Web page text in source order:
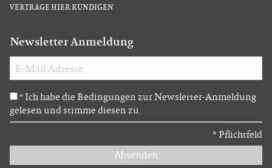
VERTRÄGE HIER KÜNDIGEN
Newsletter Anmeldung
* Ich habe die Bedingungen zur Newsletter-Anmeldung
gelesen und stimme diesen zu.
* Pflichtfeld
Absenden